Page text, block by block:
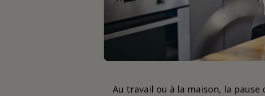
Au travail ou à la maison, la pause